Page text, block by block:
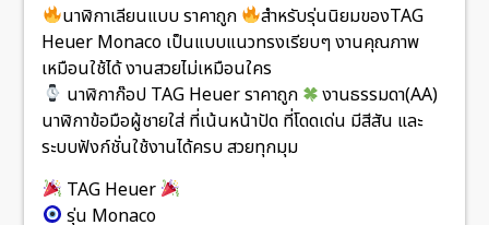
นาฬิกาเลียนแบบ ราคาถูก
สำหรับรุ่นนิยมของTAG
Heuer Monaco เป็นแบบแนวทรงเรียบๆ งานคุณภาพ
เหมือนใช้ได้ งานสวยไม่เหมือนใคร
นาฬิกาก๊อป TAG Heuer ราคาถูก
งานธรรมดา(AA)
นาฬิกาข้อมือผู้ชายใส่ ที่เน้นหน้าปัด ที่โดดเด่น มีสีสัน และ
ระบบฟังก์ชั่นใช้งานได้ครบ สวยทุกมุม
TAG Heuer
รุ่น Monaco